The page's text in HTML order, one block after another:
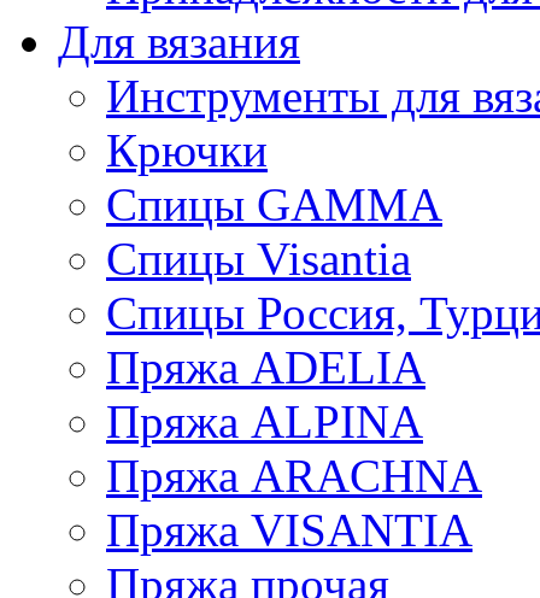
Для вязания
Инструменты для
Крючки
Спицы GAMMA
Спицы Visantia
Спицы Россия,
Пряжа ADELIA
Пряжа ALPINA
Пряжа ARACHNA
Пряжа VISANTIA
Пряжа прочая